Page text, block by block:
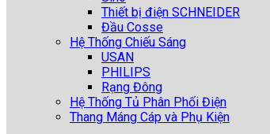
Thiết bị điện SCHNEIDER
Đầu Cosse
Hệ Thống Chiếu Sáng
USAN
PHILIPS
Rạng Đông
Hệ Thống Tủ Phân Phối Điện
Thang Máng Cáp và Phụ Kiện